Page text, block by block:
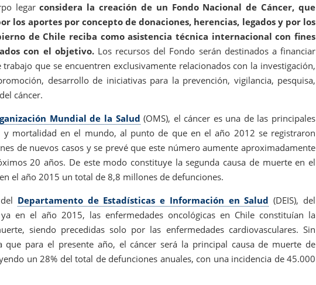
legarconsidera la creación de un Fondo Nacional de Cáncer, que
los aportes por concepto de donaciones, herencias, legados y por los
de Chile reciba como asistencia técnica internacional con fines
con el objetivo.Los recursos del Fondo serán destinados a financiar
que se encuentren exclusivamente relacionados con la investigación,
desarrollo de iniciativas para la prevención, vigilancia, pesquisa,
cáncer.
Mundial de la Salud (OMS), el cáncer es una de las principales
y mortalidad en el mundo, al punto de que en el año 2012 se registraron
de nuevos casos y se prevé que este número aumente aproximadamente
20 años. De este modo constituye la segunda causa de muerte en el
el año 2015 un total de 8,8 millones de defunciones.
Departamento de Estadísticas e Información en Salud (DEIS), del
en el año 2015, las enfermedades oncológicas en Chile constituían la
siendo precedidas solo por las enfermedades cardiovasculares. Sin
que para el presente año, el cáncer será la principal causa de muerte de
un 28% del total de defunciones anuales, con una incidencia de 45.000